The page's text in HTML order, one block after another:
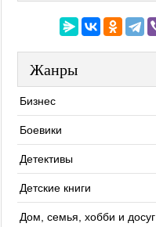
Жанры
Бизнес
Боевики
Детективы
Детские книги
Дом, семья, хобби и досуг